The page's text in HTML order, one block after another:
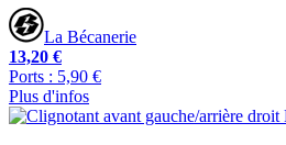
La Bécanerie
13,20 €
Ports : 5,90 €
Plus d'infos